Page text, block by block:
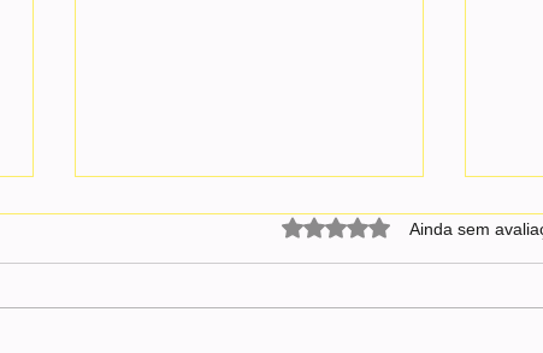
Avaliado com 0 de 5
Ainda sem